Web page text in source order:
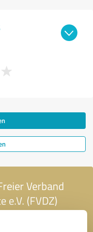
Verband
e.V. (FVDZ)